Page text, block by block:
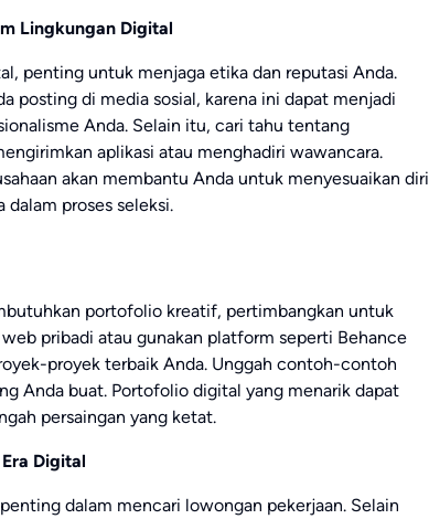
Lingkungan Digital
penting untuk menjaga etika dan reputasi Anda.
posting di media sosial, karena ini dapat menjadi
Anda. Selain itu, cari tahu tentang
aplikasi atau menghadiri wawancara.
akan membantu Anda untuk menyesuaikan diri
proses seleksi.
portofolio kreatif, pertimbangkan untuk
pribadi atau gunakan platform seperti Behance
proyek terbaik Anda. Unggah contoh-contoh
Anda buat. Portofolio digital yang menarik dapat
persaingan yang ketat.
Digital
dalam mencari lowongan pekerjaan. Selain